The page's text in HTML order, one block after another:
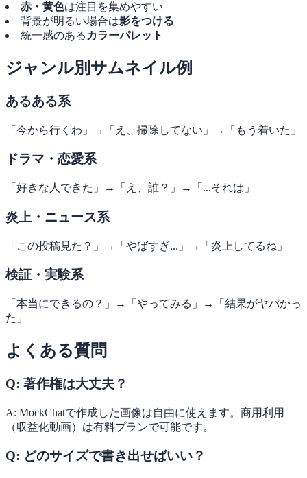
赤・黄色は注目を集めやすい
背景が明るい場合は影をつける
統一感のある カラーパレット
ジャンル別サムネイル例
あるある系
「今から行くわ」→「え、掃除してない」→「もう着いた」
ドラマ・恋愛系
「好きな人できた」→「え、誰？」→「...それは」
炎上・ニュース系
「この投稿見た？」→「やばすぎ...」→「炎上してるね」
検証・実験系
「本当にできるの？」→「やってみる」→「結果がヤバかっ
た」
よくある質問
Q: 著作権は大丈夫？
A: MockChatで作成した画像は自由に使えます。商用利用
（収益化動画）は有料プランで可能です。
Q: どのサイズで書き出せばいい？